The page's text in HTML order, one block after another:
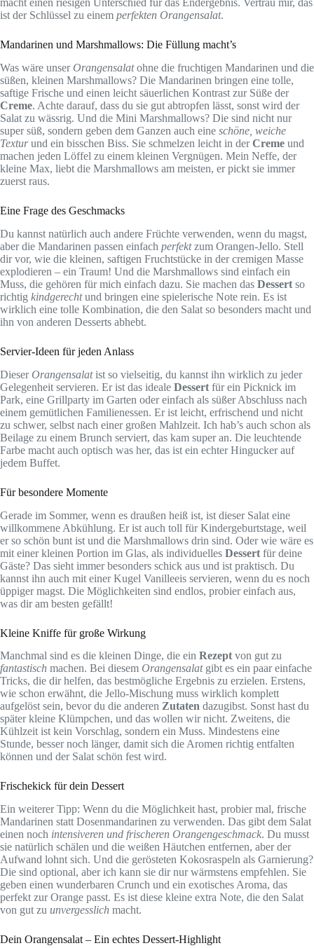
macht einen riesigen Unterschied für das Endergebnis. Vertrau mir, das
ist der Schlüssel zu einem perfekten Orangensalat.
Mandarinen und Marshmallows: Die Füllung macht’s
Was wäre unser Orangensalatohne die fruchtigen Mandarinen und die
süßen, kleinen Marshmallows? Die Mandarinen bringen eine tolle,
saftige Frische und einen leicht säuerlichen Kontrast zur Süße der
Creme. Achte darauf, dass du sie gut abtropfen lässt, sonst wird der
Salat zu wässrig. Und die Mini Marshmallows? Die sind nicht nur
super süß, sondern geben dem Ganzen auch eine schöne, weiche
Texturund ein bisschen Biss. Sie schmelzen leicht in derCreme und
machen jeden Löffel zu einem kleinen Vergnügen. Mein Neffe, der
kleine Max, liebt die Marshmallows am meisten, er pickt sie immer
zuerst raus.
Eine Frage des Geschmacks
Du kannst natürlich auch andere Früchte verwenden, wenn du magst,
aber die Mandarinen passen einfach perfektzum Orangen-Jello. Stell
dir vor, wie die kleinen, saftigen Fruchtstücke in der cremigen Masse
explodieren – ein Traum! Und die Marshmallows sind einfach ein
Muss, die gehören für mich einfach dazu. Sie machen das Dessert so
richtig kindgerechtund bringen eine spielerische Note rein. Es ist
wirklich eine tolle Kombination, die den Salat so besonders macht und
ihn von anderen Desserts abhebt.
Servier-Ideen für jeden Anlass
Dieser Orangensalatist so vielseitig, du kannst ihn wirklich zu jeder
Gelegenheit servieren. Er ist das ideale Dessert für ein Picknick im
Park, eine Grillparty im Garten oder einfach als süßer Abschluss nach
einem gemütlichen Familienessen. Er ist leicht, erfrischend und nicht
zu schwer, selbst nach einer großen Mahlzeit. Ich hab’s auch schon als
Beilage zu einem Brunch serviert, das kam super an. Die leuchtende
Farbe macht auch optisch was her, das ist ein echter Hingucker auf
jedem Buffet.
Für besondere Momente
Gerade im Sommer, wenn es draußen heiß ist, ist dieser Salat eine
willkommene Abkühlung. Er ist auch toll für Kindergeburtstage, weil
er so schön bunt ist und die Marshmallows drin sind. Oder wie wäre es
mit einer kleinen Portion im Glas, als individuelles Dessert für deine
Gäste? Das sieht immer besonders schick aus und ist praktisch. Du
kannst ihn auch mit einer Kugel Vanilleeis servieren, wenn du es noch
üppiger magst. Die Möglichkeiten sind endlos, probier einfach aus,
was dir am besten gefällt!
Kleine Kniffe für große Wirkung
Manchmal sind es die kleinen Dinge, die ein Rezept von gut zu
fantastisch machen. Bei diesem Orangensalatgibt es ein paar einfache
Tricks, die dir helfen, das bestmögliche Ergebnis zu erzielen. Erstens,
wie schon erwähnt, die Jello-Mischung muss wirklich komplett
aufgelöst sein, bevor du die anderen Zutaten dazugibst. Sonst hast du
später kleine Klümpchen, und das wollen wir nicht. Zweitens, die
Kühlzeit ist kein Vorschlag, sondern ein Muss. Mindestens eine
Stunde, besser noch länger, damit sich die Aromen richtig entfalten
können und der Salat schön fest wird.
Frischekick für dein Dessert
Ein weiterer Tipp: Wenn du die Möglichkeit hast, probier mal, frische
Mandarinen statt Dosenmandarinen zu verwenden. Das gibt dem Salat
einen noch intensiveren und frischeren Orangengeschmack. Du musst
sie natürlich schälen und die weißen Häutchen entfernen, aber der
Aufwand lohnt sich. Und die gerösteten Kokosraspeln als Garnierung?
Die sind optional, aber ich kann sie dir nur wärmstens empfehlen. Sie
geben einen wunderbaren Crunch und ein exotisches Aroma, das
perfekt zur Orange passt. Es ist diese kleine extra Note, die den Salat
von gut zu unvergesslich macht.
Dein Orangensalat – Ein echtes Dessert-Highlight